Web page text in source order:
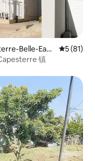
Belle-Ea
平均评分
5 (81)
镇